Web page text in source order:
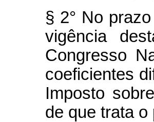
§ 2° No
vigência
Congresso
coeficientes
Imposto
de que trata o